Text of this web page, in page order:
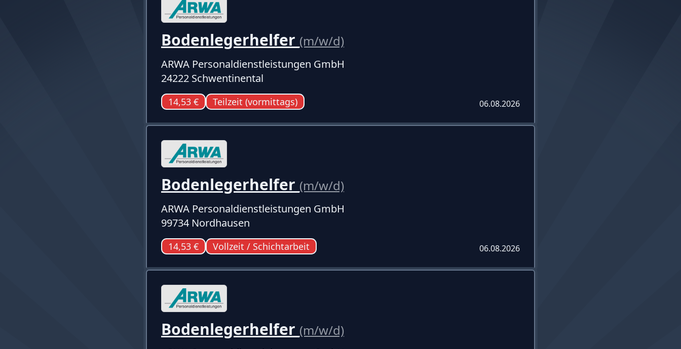
Bodenlegerhelfer (m/w/d)
ARWA Personaldienstleistungen GmbH
24222 Schwentinental
14,53 € Teilzeit (vormittags) 06.08.2026
Bodenlegerhelfer (m/w/d)
ARWA Personaldienstleistungen GmbH
99734 Nordhausen
14,53 € Vollzeit / Schichtarbeit 06.08.2026
Bodenlegerhelfer (m/w/d)